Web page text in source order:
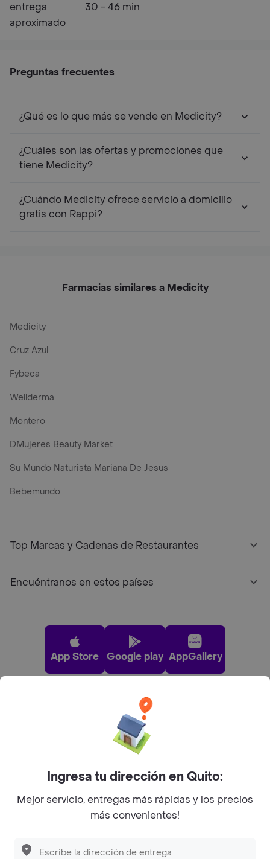
entrega
aproximado
30 - 46 min
Preguntas frecuentes
¿Qué es lo que más se vende en Medicity?
¿Cuáles son las ofertas y promociones que
tiene Medicity?
¿Cuándo Medicity ofrece servicio a domicilio
gratis con Rappi?
Farmacias similares a Medicity
Medicity
Cruz Azul
Fybeca
Wellderma
Montero
DMujeres Beauty Market
Su Mundo Naturista Mariana De Jesus
Bebemundo
Top Marcas y Cadenas de Restaurantes
Encuéntranos en estos países
App Store Google play AppGallery
Pide tu comida favorita cerca de ti
Ingresa tu dirección en Quito:
Mejor servicio, entregas más rápidas y los precios
más convenientes!